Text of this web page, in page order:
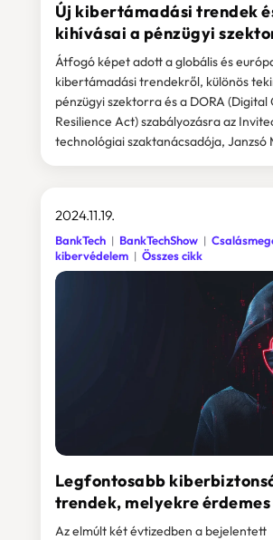
Új kibertámadási trendek
kihívásai a pénzügyi
Átfogó képet adott a globális és
kibertámadási trendekről, különös
pénzügyi szektorra és a DORA
Resilience Act) szabályozásra az
technológiai szaktanácsadója, Janzsó
Legfontosabb
trendek, melyekre
2024.11.19.
BankTech BankTechShow
kibervédelem
Összes cikk
Az elmúlt két évtizedben a bejelentett